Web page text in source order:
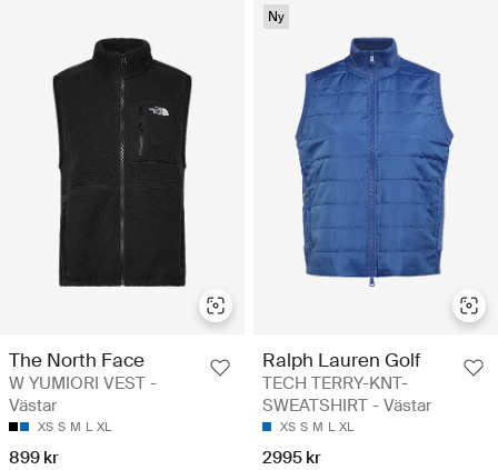
The North Face
W YUMIORI VEST -
Västar
XS S M L XL
899 kr
Ny
Ralph Lauren Golf
TECH TERRY-KNT-
SWEATSHIRT - Västar
XS S M L XL
2995 kr